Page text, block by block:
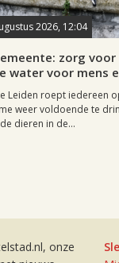
2026, 12:04
zorg voor
water voor mens
Leiden roept iedereen
weer voldoende te
dieren in de...
onze